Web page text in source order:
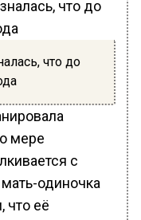
что до
мере
с
одиночка
что её